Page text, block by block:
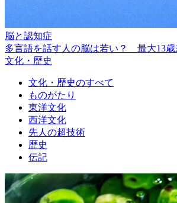
脳と認知症
多言語を話す人の脳は若い？ 最大13歳
文化・歴史
文化・歴史のすべて
ものがたり
東洋文化
西洋文化
先人の超技術
歴史
伝記